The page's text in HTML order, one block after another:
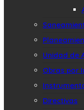
Unidad de
Obras por
Directivas